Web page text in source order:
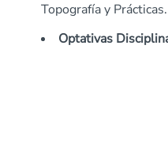
Topografía y Prácticas.
Optativas